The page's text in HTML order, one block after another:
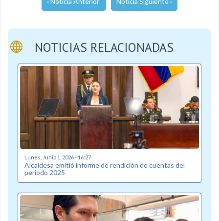
NOTICIAS RELACIONADAS
Lunes, Junio 1, 2026 - 16:27
Alcaldesa emitió informe de rendición de cuentas del
periodo 2025